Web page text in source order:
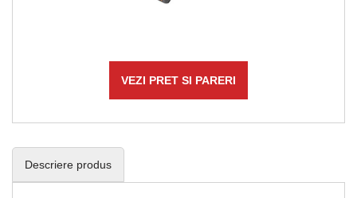
VEZI PRET SI PARERI
Descriere produs